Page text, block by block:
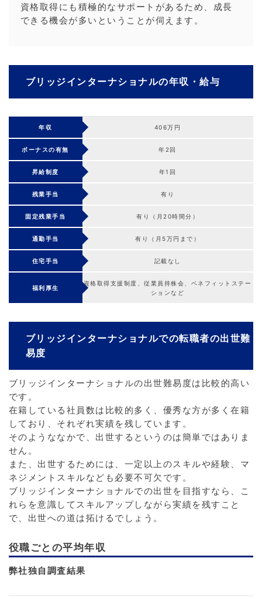
資格取得にも積極的なサポートがあるため、成長
できる機会が多いということが伺えます。
ブリッジインターナショナルの年収・給与
年収 406万円
ボーナスの有無 年2回
昇給制度 年1回
残業手当 有り
固定残業手当 有り（月20時間分）
通勤手当 有り（月5万円まで）
住宅手当 記載なし
福利厚生
資格取得支援制度、従業員持株会、ベネフィットステー
ションなど
ブリッジインターナショナルでの転職者の出世難
易度
ブリッジインターナショナルの出世難易度は比較的高い
です。
在籍している社員数は比較的多く、優秀な方が多く在籍
しており、それぞれ実績を残しています。
そのようななかで、出世するというのは簡単ではありま
せん。
また、出世するためには、一定以上のスキルや経験、マ
ネジメントスキルなども必要不可欠です。
ブリッジインターナショナルでの出世を目指すなら、こ
れらを意識してスキルアップしながら実績を残すこと
で、出世への道は拓けるでしょう。
役職ごとの平均年収
弊社独自調査結果